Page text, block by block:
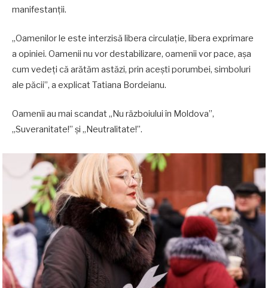
manifestanții.
„Oamenilor le este interzisă libera circulație, libera exprimare
a opiniei. Oamenii nu vor destabilizare, oamenii vor pace, așa
cum vedeți că arătăm astăzi, prin acești porumbei, simboluri
ale păcii”, a explicat Tatiana Bordeianu.
Oamenii au mai scandat „Nu războiului în Moldova”,
„Suveranitate!” și „Neutralitate!”.